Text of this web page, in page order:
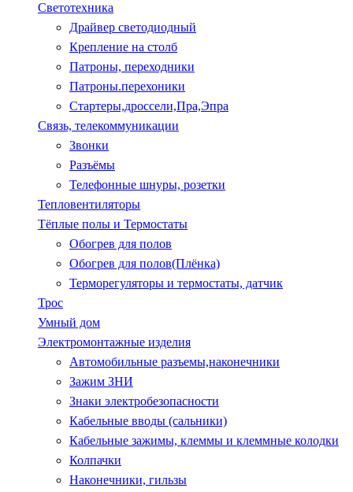
Светотехника
Драйвер светодиодный
Крепление на столб
Патроны, переходники
Патроны.перехоники
Стартеры,дроссели,Пра,Эпра
Связь, телекоммуникации
Звонки
Разъёмы
Телефонные шнуры, розетки
Тепловентиляторы
Тёплые полы и Термостаты
Обогрев для полов
Обогрев для полов(Плёнка)
Терморегуляторы и термостаты, датчик
Трос
Умный дом
Электромонтажные изделия
Автомобильные разъемы,наконечники
Зажим ЗНИ
Знаки электробезопасности
Кабельные вводы (сальники)
Кабельные зажимы, клеммы и клеммные колодки
Колпачки
Наконечники, гильзы